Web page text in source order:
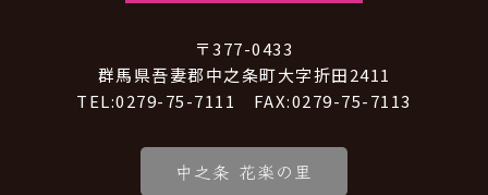
〒377-0433
群馬県吾妻郡中之条町大字折田2411
TEL:0279-75-7111 FAX:0279-75-7113
中之条 花楽の里